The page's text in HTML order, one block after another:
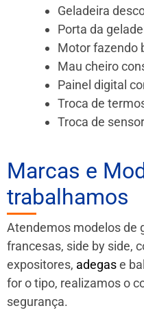
Geladeira
Porta da
Motor fazendo
Mau cheiro
Painel digital
Troca de
Troca de
Marcas e
trabalhamos
Atendemos modelos de
francesas, side by side,
expositores, adegase
for o tipo, realizamos o
segurança.